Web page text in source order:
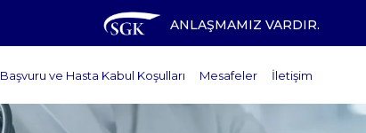
ANLAŞMAMIZ VARDIR.
Başvuru ve Hasta Kabul Koşulları Mesafeler İletişim